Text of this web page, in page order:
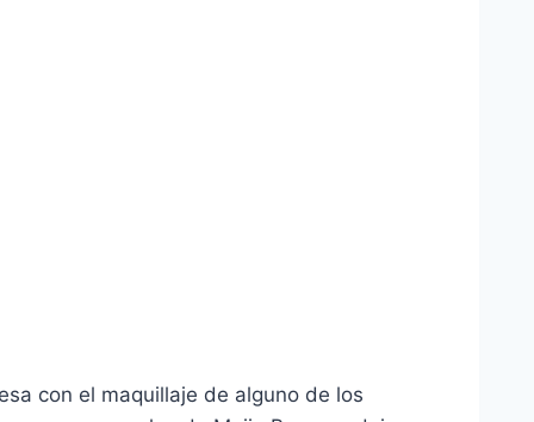
con el maquillaje de alguno de los